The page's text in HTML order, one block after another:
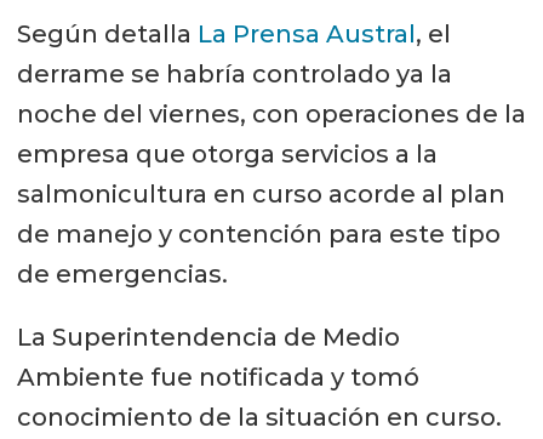
Según detalla La Prensa Austral, el
derrame se habría controlado ya la
noche del viernes, con operaciones de la
empresa que otorga servicios a la
salmonicultura en curso acorde al plan
de manejo y contención para este tipo
de emergencias.
La Superintendencia de Medio
Ambiente fue notificada y tomó
conocimiento de la situación en curso.